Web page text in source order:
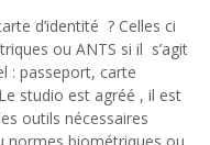
d’identité ? Celles ci
ou ANTS si il s’agit
: passeport, carte
studio est agréé , il est
outils nécessaires